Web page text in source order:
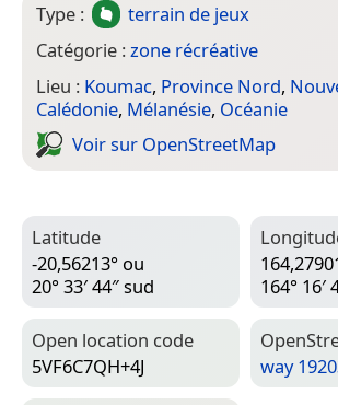
Type :
terrain de jeux
Catégorie :zone récréative
Lieu : Koumac, Province Nord,
Calédonie, Mélanésie, Océanie
Voir sur Open­Street­Map
Latitude
-20,56213° ou
20° 33′ 44″ sud
164° 16′
Open location code
5VF6C7QH+4J
way